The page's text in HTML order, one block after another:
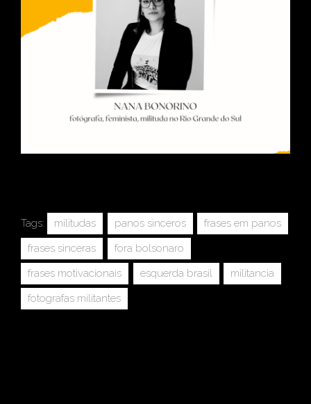
Tags: militudas panos sinceros
frases em panos
frases sinceras
fora bolsonaro
frases motivacionais
esquerda brasil
militancia
fotografas militantes